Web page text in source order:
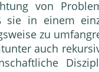
von
sie in einem
zu
auch